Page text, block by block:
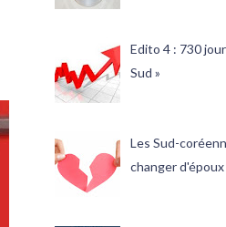
Edito 4 : 730
Sud »
Les Sud-
changer d'époux